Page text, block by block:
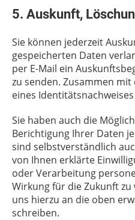
5. Auskunft,
Sie können jederzeit
gespeicherten Daten
per E-Mail ein
zu senden. Zusammen
eines
Sie haben auch die
Berichtigung Ihrer Daten
sind selbstverständlich
von Ihnen erklärte
oder Verarbeitung
Wirkung für die Zukunft
uns hierzu an die oben
schreiben.